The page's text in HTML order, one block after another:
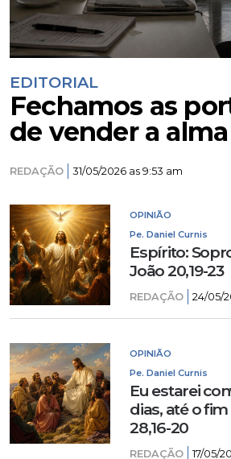
EDITORIAL
Fechamos as
de vender a alma
REDAÇÃO 31/05/2026 as 9:53 am
OPINIÃO
Pe. Daniel Curnis
Espírito:
João 20,19-23
REDAÇÃO 24/05/
OPINIÃO
Pe. Daniel Curnis
Eu estarei
dias, até o
28,16-20
REDAÇÃO 17/05/